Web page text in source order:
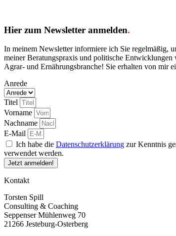
Hier zum Newsletter anmelden.
In meinem Newsletter informiere ich Sie regelmäßig,
meiner Beratungspraxis und politische
Agrar- und Ernährungsbranche! Sie erhalten von mir
Anrede
Titel
Vorname
Nachname
E-Mail
Ich habe die Datenschutzerklärung zur Kenntnis
verwendet werden.
Jetzt anmelden!
Kontakt
Torsten Spill
Consulting & Coaching
Seppenser Mühlenweg 70
21266 Jesteburg-Osterberg